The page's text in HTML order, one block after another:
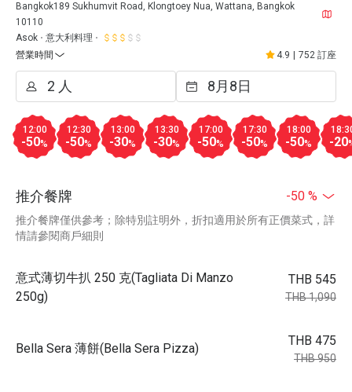
Bangkok189 Sukhumvit Road, Klongtoey Nua, Wattana, Bangkok
10110
Asok
意大利料理
營業時間
4.9 752 訂座
12:00
-50%
12:30
-50%
13:00
-30%
13:30
-30%
17:00
-50%
17:30
-50%
18:00
-50% -20
推介餐牌 -50 %
推介餐牌僅供參考；除特別註明外，折扣適用於所有正價菜式，詳
情請參閱商戶細則
意式薄切牛扒 250 克(Tagliata Di Manzo
250g)
THB 545
THB 1,090
Bella Sera 薄餅(Bella Sera Pizza)
THB 475
THB 950